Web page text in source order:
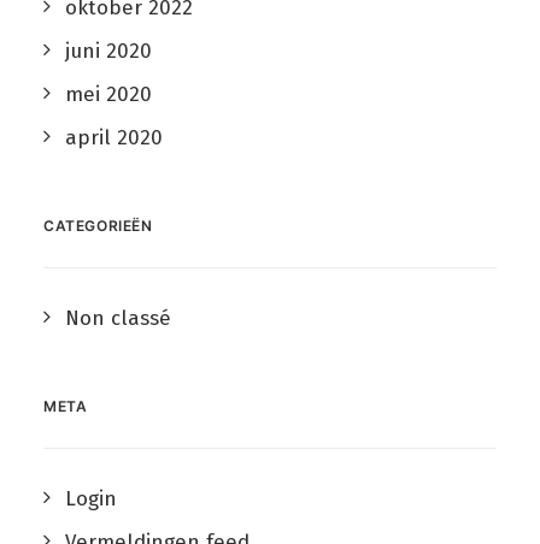
oktober 2022
juni 2020
mei 2020
april 2020
CATEGORIEËN
Non classé
META
Login